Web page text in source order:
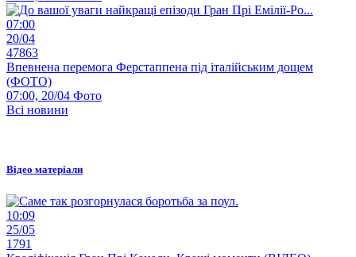
07:00
20/04
47863
Впевнена перемога Ферстаппена під італійським дощем
(ФОТО)
07:00, 20/04 Фото
Всі новини
Відео матеріали
10:09
25/05
1791